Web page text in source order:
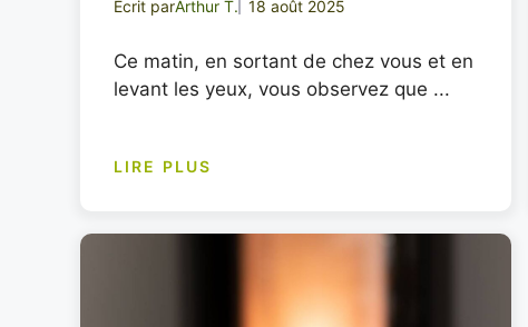
Écrit parArthur T. 18 août 2025
Ce matin, en sortant de chez vous et en
levant les yeux, vous observez que ...
LIRE PLUS